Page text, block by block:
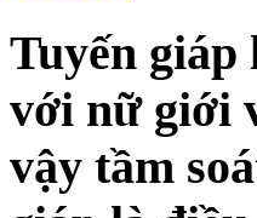
Tuyến giáp
với nữ giới
vậy tầm